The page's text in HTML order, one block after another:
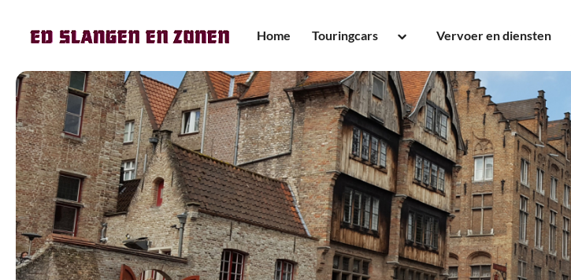
Home
Touringcars
personen
Touringcar tot 50 personen
Premium Touringcar tot 54
personen
Touringcar tot 62 personen
Dubbeldekker tot 90 personen
Aanhanger
Vervoer en diensten
Dagtochten
Pendelreizen
Stremmingsdiensten
Evenementenvervoer
Dagje uit met een bus
Schoolvervoer